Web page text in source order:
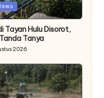
Tayan Hulu Disorot,
Tanya
2026